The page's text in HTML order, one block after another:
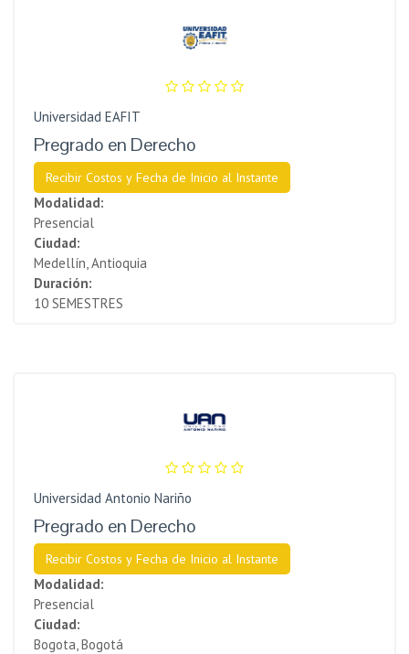
Universidad EAFIT
Pregrado en Derecho
Recibir Costos y Fecha de Inicio al Instante
Modalidad:
Presencial
Ciudad:
Medellín, Antioquia
Duración:
10 SEMESTRES
Universidad Antonio Nariño
Pregrado en Derecho
Recibir Costos y Fecha de Inicio al Instante
Modalidad:
Presencial
Ciudad:
Bogota, Bogotá